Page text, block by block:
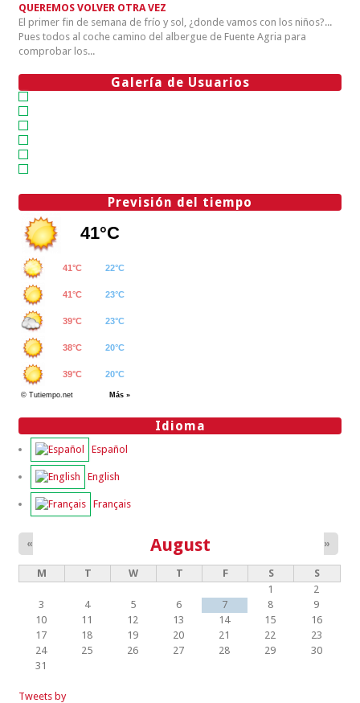
QUEREMOS VOLVER OTRA VEZ
El primer fin de semana de frío y sol, ¿donde vamos con los niños?...
Pues todos al coche camino del albergue de Fuente Agria para
comprobar los...
Galería de Usuarios
Previsión del tiempo
Idioma
Español
English
Français
August
« »
M T W T F S
S
1
2
3
4 5 6 7 8
9
10
11 12 13 14 15
16
17
18 19 20 21 22
23
24
25 26 27 28 29
30
31
Tweets by